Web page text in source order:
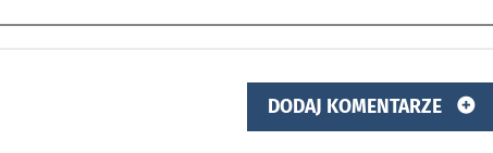
DODAJ KOMENTARZE